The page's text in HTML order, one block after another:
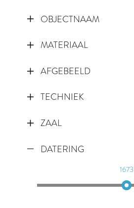
OBJECTNAAM
MATERIAAL
AFGEBEELD
TECHNIEK
ZAAL
DATERING
1673
1673